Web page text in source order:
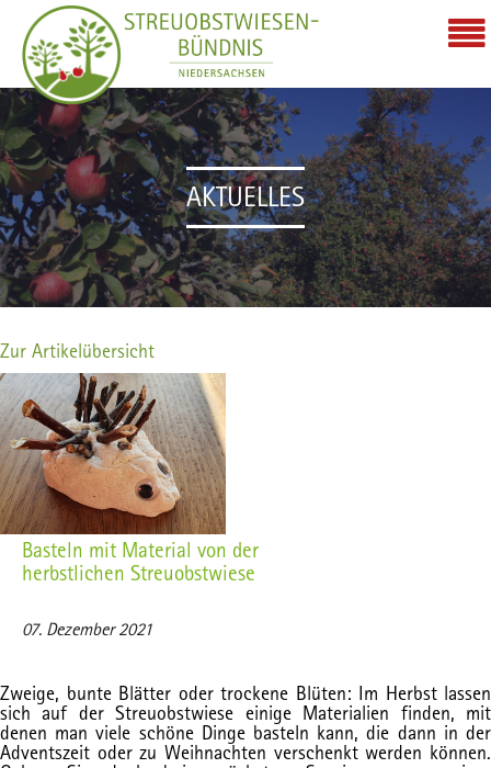
AKTUELLES
Zur Artikelübersicht
Basteln mit Material von der
herbstlichen Streuobstwiese
07. Dezember 2021
Zweige, bunte Blätter oder trockene Blüten: Im Herbst lassen
sich auf der Streuobstwiese einige Materialien finden, mit
denen man viele schöne Dinge basteln kann, die dann in der
Adventszeit oder zu Weihnachten verschenkt werden können.